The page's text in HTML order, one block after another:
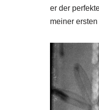
er der
meiner